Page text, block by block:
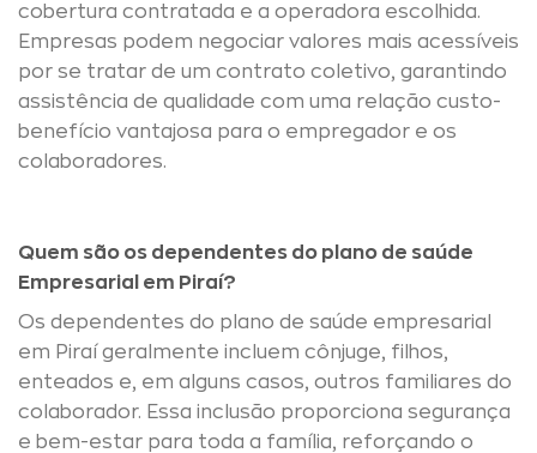
cobertura contratada e a operadora escolhida.
Empresas podem negociar valores mais acessíveis
por se tratar de um contrato coletivo, garantindo
assistência de qualidade com uma relação custo-
benefício vantajosa para o empregador e os
colaboradores.
Quem são os dependentes do plano de saúde
Empresarial em Piraí?
Os dependentes do plano de saúde empresarial
em Piraí geralmente incluem cônjuge, filhos,
enteados e, em alguns casos, outros familiares do
colaborador. Essa inclusão proporciona segurança
e bem-estar para toda a família, reforçando o